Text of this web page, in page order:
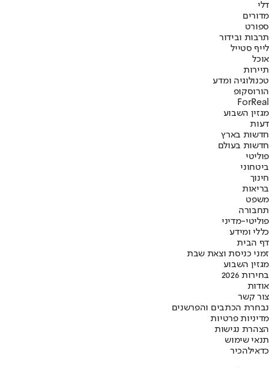
דלי
מדורים
ספורט
תרבות ובידור
לייף סטייל
אוכל
תיירות
טכנולוגיה ומדע
הורוסקופ
ForReal
מגזין השבוע
דעות
חדשות בארץ
חדשות בעולם
פוליטי
ביטחוני
חינוך
בריאות
משפט
תחבורה
פוליטי-מדיני
כללי ומידע
דף הבית
זמני כניסת וצאת שבת
מגזין השבוע
בחירות 2026
אודות
צור קשר
נבחרת הכתבים והפרשנים
מדיניות פרטיות
הצהרת נגישות
תנאי שימוש
כדאילהכיר